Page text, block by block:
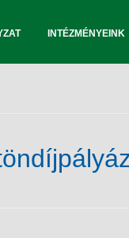
INTÉZMÉNYEINK